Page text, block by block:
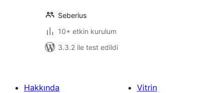
Seberius
10+ etkin kurulum
3.3.2 ile test edildi
Hakkında
Vitrin